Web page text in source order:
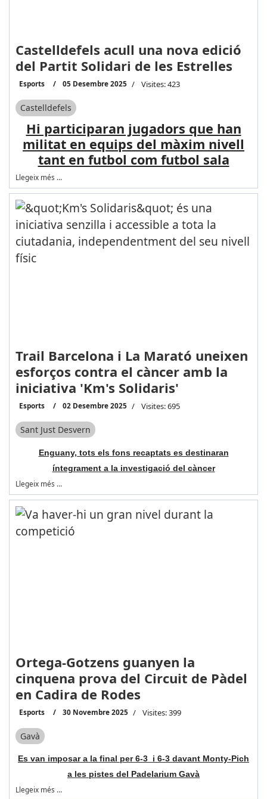
Castelldefels acull una nova edició
del Partit Solidari de les Estrelles
Esports 05 Desembre 2025 Visites: 423
Castelldefels
Hi participaran jugadors que han
militat en equips del màxim nivell
tant en futbol com futbol sala
Llegeix més …
Trail Barcelona i La Marató uneixen
esforços contra el càncer amb la
iniciativa 'Km's Solidaris'
Esports 02 Desembre 2025 Visites: 695
Sant Just Desvern
Enguany, tots els fons recaptats es destinaran
íntegrament a la investigació del càncer
Llegeix més …
Ortega-Gotzens guanyen la
cinquena prova del Circuit de Pàdel
en Cadira de Rodes
Esports 30 Novembre 2025 Visites: 399
Gavà
Es van imposar a la final per 6-3 i 6-3 davant Monty-Pich
a les pistes del Padelarium Gavà
Llegeix més …